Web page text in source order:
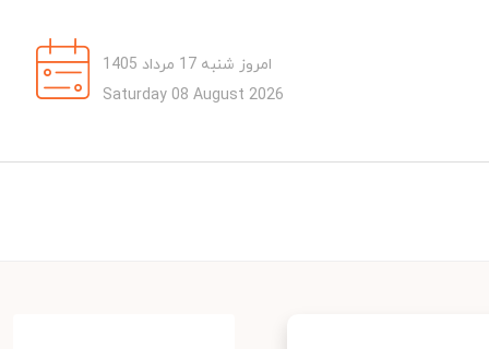
امروز شنبه 17 مرداد 1405
Saturday 08 August 2026